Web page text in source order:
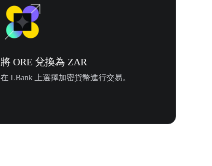
將 ORE 兌換為 ZAR
在 LBank 上選擇加密貨幣進行交易。